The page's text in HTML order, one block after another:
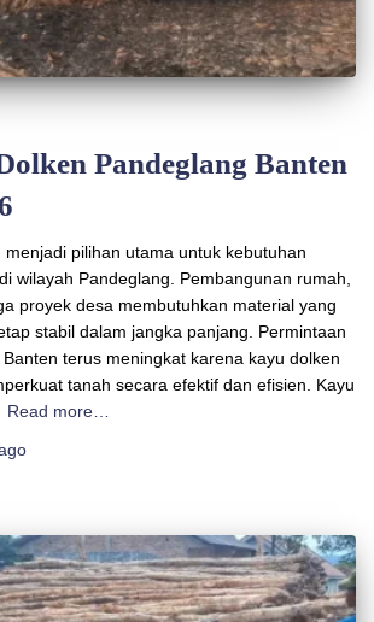
Pandeglang Banten
menjadi pilihan utama untuk kebutuhan
wilayah Pandeglang. Pembangunan rumah,
proyek desa membutuhkan material yang
stabil dalam jangka panjang. Permintaan
terus meningkat karena kayu dolken
tanah secara efektif dan efisien. Kayu
Read more…